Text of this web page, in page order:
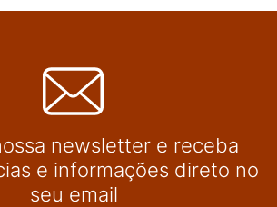
newsletter e receba
e informações direto no
seu email